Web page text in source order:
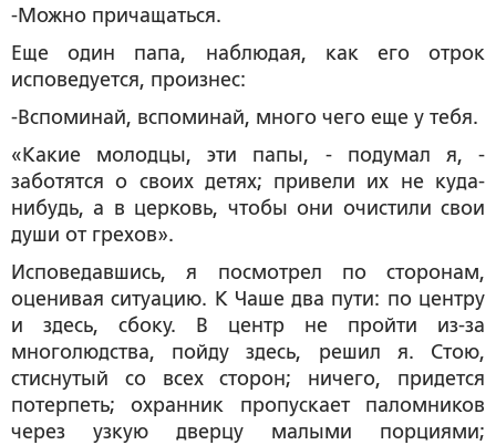
-Можно причащаться.
Еще один папа, наблюдая, как его отрок
исповедуется, произнес:
-Вспоминай, вспоминай, много чего еще у тебя.
«Какие молодцы, эти папы, - подумал я, -
заботятся о своих детях; привели их не куда-
нибудь, а в церковь, чтобы они очистили свои
души от грехов».
Исповедавшись, я посмотрел по сторонам,
оценивая ситуацию. К Чаше два пути: по центру
и здесь, сбоку. В центр не пройти из-за
многолюдства, пойду здесь, решил я. Стою,
стиснутый со всех сторон; ничего, придется
потерпеть; охранник пропускает паломников
через узкую дверцу малыми порциями;